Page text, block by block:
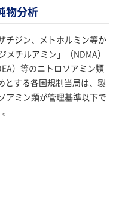
物分析
チジン、メトホルミン等か
メチルアミン」（NDMA）
）等のニトロソアミン類
とする各国規制当局は、製
アミン類が管理基準以下で